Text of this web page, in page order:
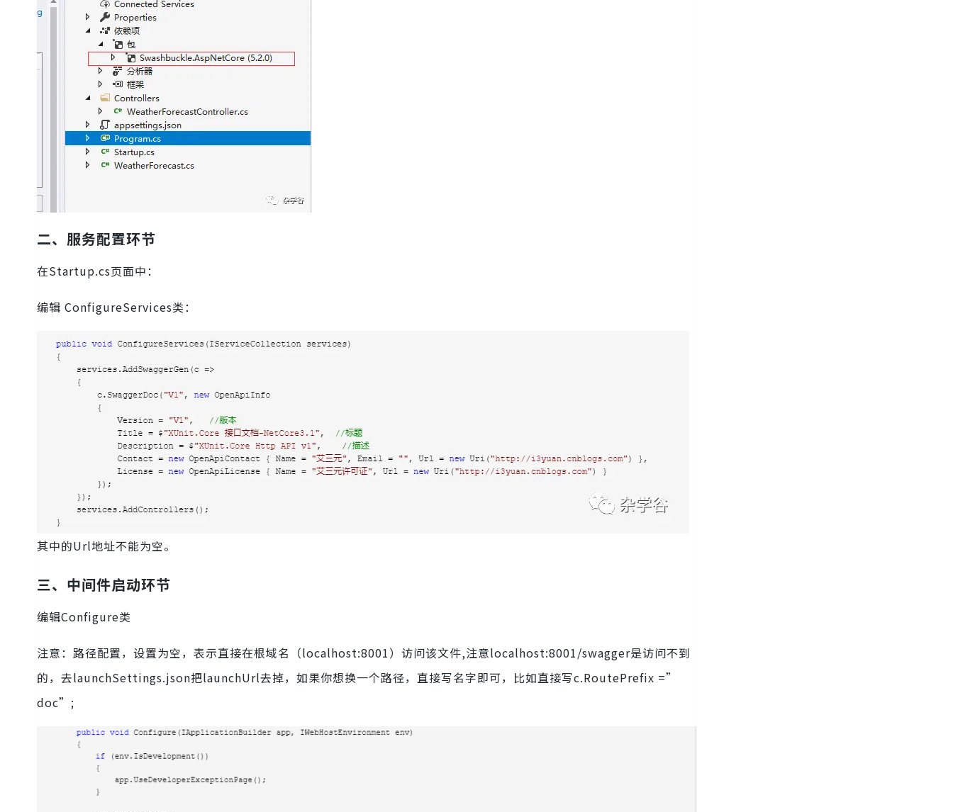
二、服务配置环节
在Startup.cs页面中：
编辑 ConfigureServices类：
其中的Url地址不能为空。
三、中间件启动环节
编辑Configure类
注意：路径配置，设置为空，表示直接在根域名（localhost:8001）访问该文件,注意localhost:8001/swagger是访问不到
的，去launchSettings.json把launchUrl去掉，如果你想换一个路径，直接写名字即可，比如直接写c.RoutePrefix =”
doc”;